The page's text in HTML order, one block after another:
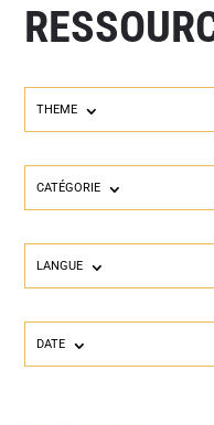
THEME
CATÉGORIE
LANGUE
DATE